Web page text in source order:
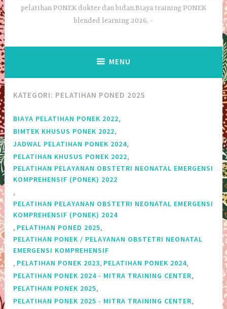
pelatihan PONEK dokter dan bidan,Biaya training PONEK
blended learning 2026,
MENU
KATEGORI: PELATIHAN PONED 2025
BIAYA PELATIHAN PONEK 2022,
BIMTEK KHUSUS PONEK 2022,
JADWAL PELATIHAN PONEK 2024,
PELATIHAN KHUSUS PONEK 2022,
PELATIHAN PELAYANAN OBSTETRI NEONATAL EMERGENSI
KOMPREHENSIF (PONEK) 2022
,
PELATIHAN PELAYANAN OBSTETRI NEONATAL EMERGENSI
KOMPREHENSIF (PONEK) 2024
, PELATIHAN PONED 2025,
PELATIHAN PONEK / PELAYANAN OBSTETRI NEONATAL
EMERGENSI KOMPREHENSIF
, PELATIHAN PONEK 2023, PELATIHAN PONEK 2024,
PELATIHAN PONEK 2024 - MITRA TRAINING CENTER,
PELATIHAN PONEK 2025,
PELATIHAN PONEK 2025 - MITRA TRAINING CENTER,